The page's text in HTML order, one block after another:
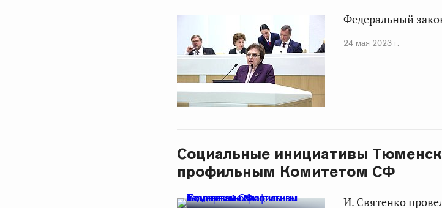
Федеральный
24 мая 2023 г.
Социальные инициативы
профильным Комитетом СФ
И. Святенко